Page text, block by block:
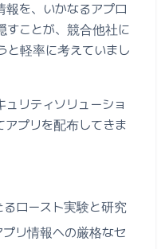
報を、いかなるアプロ
すことが、競合他社に
と軽率に考えていまし
リティソリューショ
アプリを配布してきま
ロースト実験と研究
リ情報への厳格なセ